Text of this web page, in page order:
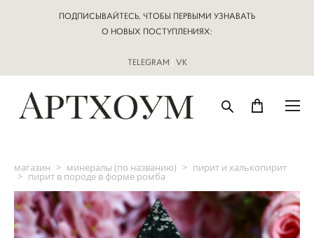
ПОДПИСЫВАЙТЕСЬ, ЧТОБЫ ПЕРВЫМИ УЗНАВАТЬ
О НОВЫХ ПОСТУПЛЕНИЯХ:
TELEGRAM | VK
магазин > минералы (по названию) > пирит и халькопирит
> пирит в породе в форме ромба